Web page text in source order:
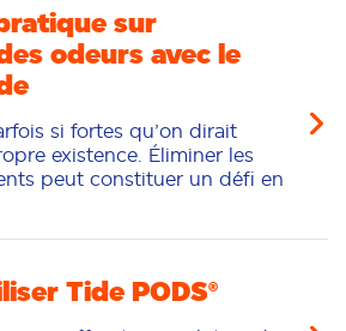
sur
odeurs avec le
si fortes qu’on dirait
existence. Éliminer les
peut constituer un défi en
Tide PODS®